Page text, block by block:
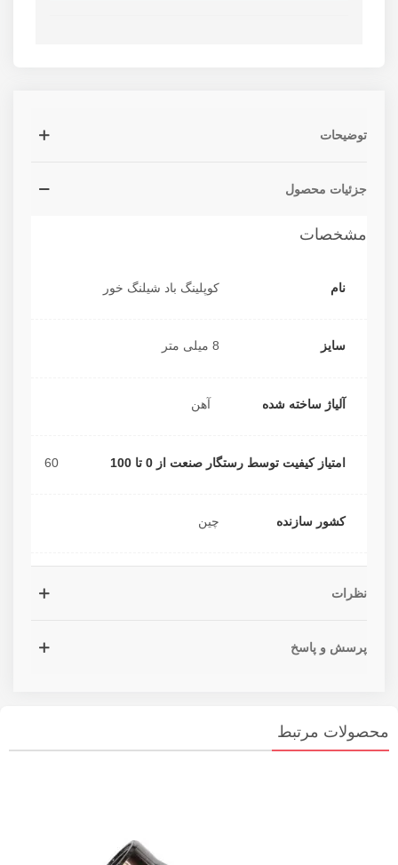
توضیحات
جزئیات محصول
مشخصات
نام کوپلینگ باد شیلنگ خور
سایز 8 میلی متر
آلیاژ ساخته شده آهن
امتیاز کیفیت توسط رستگار صنعت از 0 تا 100 60
کشور سازنده چین
نظرات
پرسش و پاسخ
محصولات مرتبط